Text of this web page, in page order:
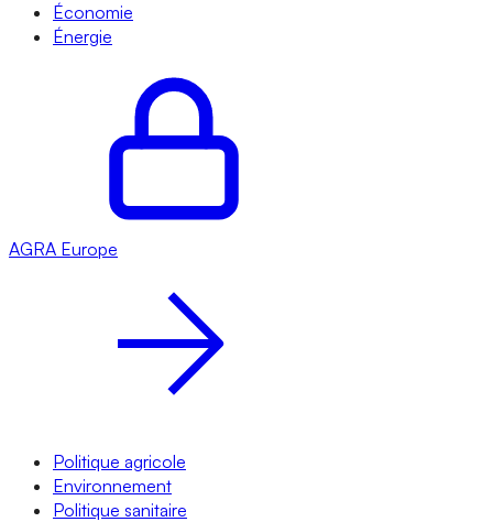
Économie
Énergie
AGRA Europe
Politique agricole
Environnement
Politique sanitaire